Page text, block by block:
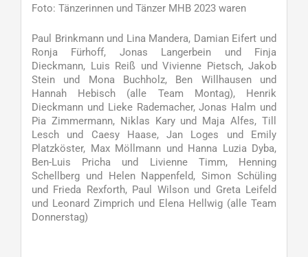
Foto: Tänzerinnen und Tänzer MHB 2023 waren
Paul Brinkmann und Lina Mandera, Damian Eifert und
Ronja Fürhoff, Jonas Langerbein und Finja
Dieckmann, Luis Reiß und Vivienne Pietsch, Jakob
Stein und Mona Buchholz, Ben Willhausen und
Hannah Hebisch (alle Team Montag), Henrik
Dieckmann und Lieke Rademacher, Jonas Halm und
Pia Zimmermann, Niklas Kary und Maja Alfes, Till
Lesch und Caesy Haase, Jan Loges und Emily
Platzköster, Max Möllmann und Hanna Luzia Dyba,
Ben-Luis Pricha und Livienne Timm, Henning
Schellberg und Helen Nappenfeld, Simon Schüling
und Frieda Rexforth, Paul Wilson und Greta Leifeld
und Leonard Zimprich und Elena Hellwig (alle Team
Donnerstag)